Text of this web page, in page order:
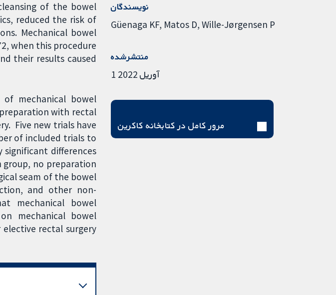
of the bowel
reduced the risk of
Mechanical bowel
when this procedure
their results caused
mechanical bowel
with rectal
Five new trials have
of included trials to
significant differences
no preparation
seam of the bowel
and other non-
mechanical bowel
mechanical bowel
rectal surgery
نویسندگان
Güenaga KF Matos D Wille-Jørgensen P
منتشرشده
1 آوریل 2022
مرور کامل در کتابخانه کاکرین